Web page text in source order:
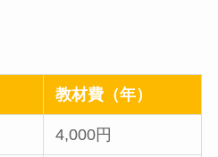
教材費（年）
4,000円